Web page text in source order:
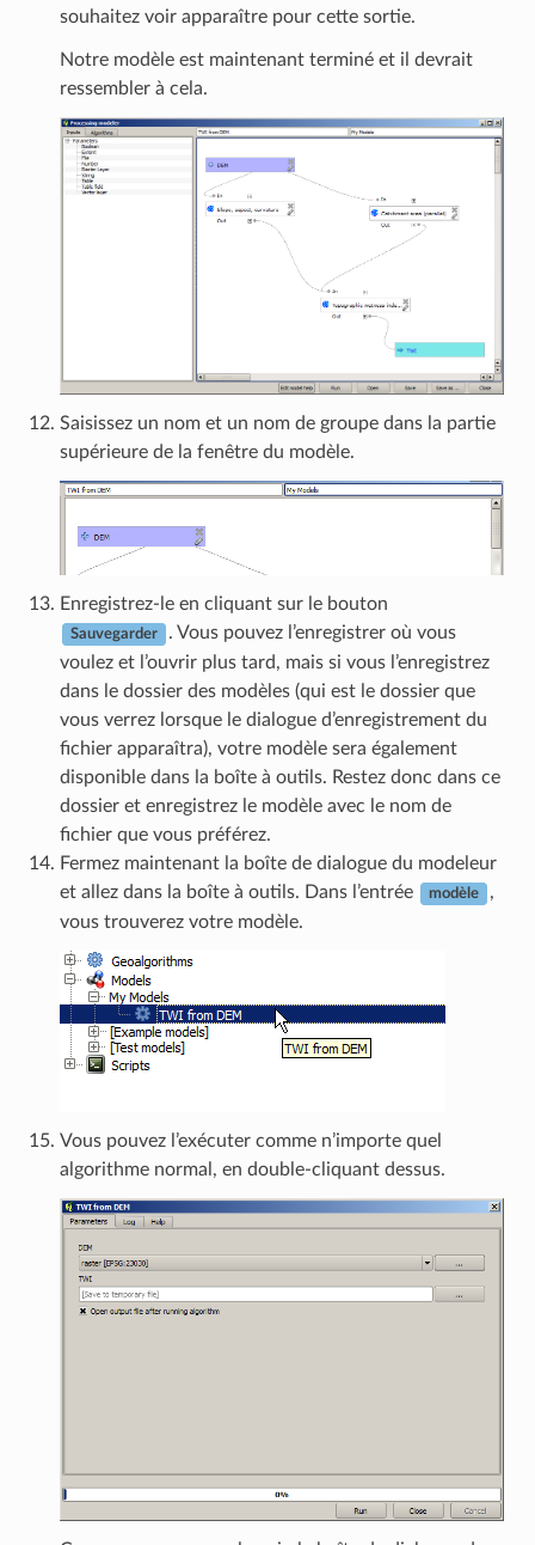
souhaitez voir apparaître pour cette sortie.
Notre modèle est maintenant terminé et il devrait
ressembler à cela.
Saisissez un nom et un nom de groupe dans la partie
supérieure de la fenêtre du modèle.
Enregistrez-le en cliquant sur le bouton
Sauvegarder
. Vous pouvez l’enregistrer où vous
voulez et l’ouvrir plus tard, mais si vous l’enregistrez
dans le dossier des modèles (qui est le dossier que
vous verrez lorsque le dialogue d’enregistrement du
fichier apparaîtra), votre modèle sera également
disponible dans la boîte à outils. Restez donc dans ce
dossier et enregistrez le modèle avec le nom de
fichier que vous préférez.
Fermez maintenant la boîte de dialogue du modeleur
et allez dans la boîte à outils. Dans l’entrée
modèle
,
vous trouverez votre modèle.
Vous pouvez l’exécuter comme n’importe quel
algorithme normal, en double-cliquant dessus.